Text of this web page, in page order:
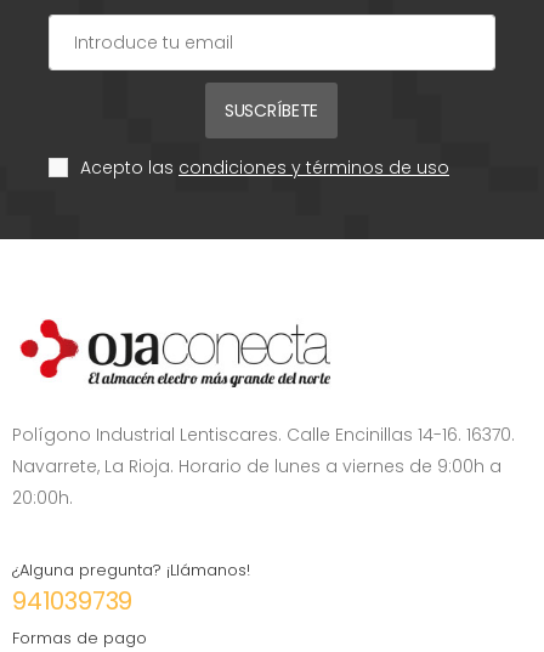
SUSCRÍBETE
Acepto las condiciones y términos de uso
Polígono Industrial Lentiscares. Calle Encinillas 14-16. 16370.
Navarrete, La Rioja. Horario de lunes a viernes de 9:00h a
20:00h.
¿Alguna pregunta? ¡Llámanos!
941039739
Formas de pago